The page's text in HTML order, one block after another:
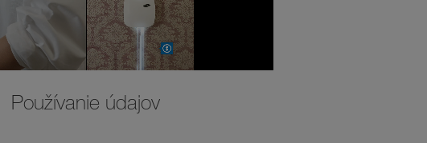
Používanie údajov